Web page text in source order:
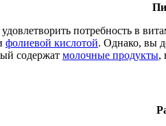
потребность в
фолиевой кислотой. Однако, вы
содержат молочные продукты,